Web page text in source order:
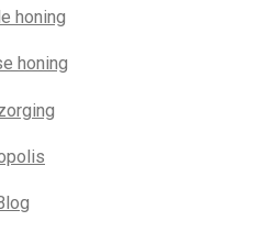
honing
honing